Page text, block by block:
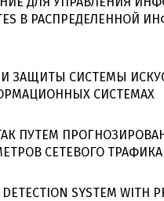
В РАСПРЕДЕЛЕННОЙ
ЗАЩИТЫ СИСТЕМЫ
СИСТЕМАХ
ПУТЕМ
СЕТЕВОГО ТРАФИКА
SYSTEM WITH